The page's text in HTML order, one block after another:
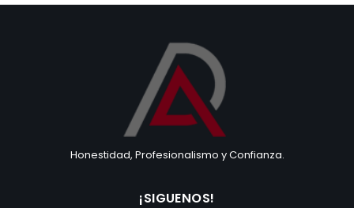
Honestidad, Profesionalismo y Confianza.
¡SIGUENOS!